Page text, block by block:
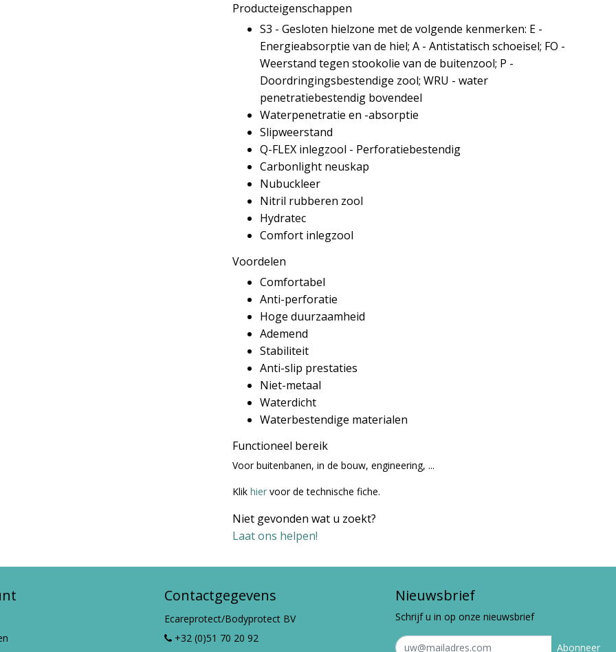
Producteigenschappen
S3 - Gesloten hielzone met de volgende kenmerken: E -
Energieabsorptie van de hiel; A - Antistatisch schoeisel; FO -
Weerstand tegen stookolie van de buitenzool; P -
Doordringingsbestendige zool; WRU - water
penetratiebestendig bovendeel
Waterpenetratie en -absorptie
Slipweerstand
Q-FLEX inlegzool - Perforatiebestendig
Carbonlight neuskap
Nubuckleer
Nitril rubberen zool
Hydratec
Comfort inlegzool
Voordelen
Comfortabel
Anti-perforatie
Hoge duurzaamheid
Ademend
Stabiliteit
Anti-slip prestaties
Niet-metaal
Waterdicht
Waterbestendige materialen
Functioneel bereik
Voor buitenbanen, in de bouw, engineering, ...
Klik hier voor de technische fiche.
Niet gevonden wat u zoekt?
Laat ons helpen!
Contactgegevens
Ecareprotect/Bodyprotect BV
+32 (0)51 70 20 92
Nieuwsbrief
Schrijf u in op onze nieuwsbrief
Abonneer